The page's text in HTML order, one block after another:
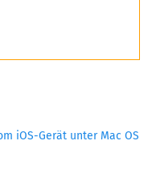
iOS-Gerät unter Mac OS